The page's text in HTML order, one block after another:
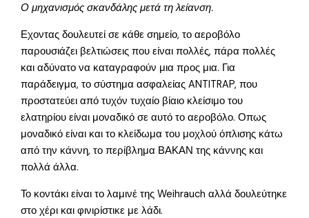
Ο μηχανισμός σκανδάλης μετά τη λείανση.
Εχοντας δουλευτεί σε κάθε σημείο, το αεροβόλο
παρουσιάζει βελτιώσεις που είναι πολλές, πάρα πολλές
και αδύνατο να καταγραφούν μια προς μια. Για
παράδειγμα, το σύστημα ασφαλείας ANTITRAP, που
προστατεύει από τυχόν τυχαίο βίαιο κλείσιμο του
ελατηρίου είναι μοναδικό σε αυτό το αεροβόλο. Οπως
μοναδικό είναι και το κλείδωμα του μοχλού όπλισης κάτω
από την κάννη, το περίβλημα ΒΑΚΑΝ της κάννης και
πολλά άλλα.
Το κοντάκι είναι το λαμινέ της Weihrauch αλλά δουλεύτηκε
στο χέρι και φινιρίστικε με λάδι.